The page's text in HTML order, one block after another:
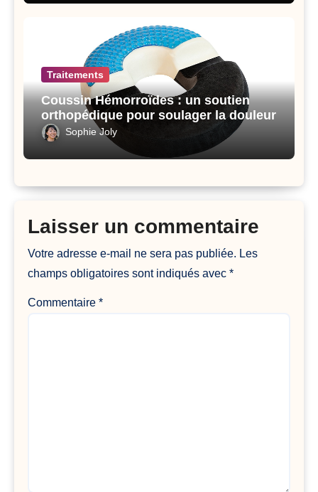
Traitements
Coussin Hémorroïdes : un soutien
orthopédique pour soulager la douleur
Sophie Joly
Laisser un commentaire
Votre adresse e-mail ne sera pas publiée. Les
champs obligatoires sont indiqués avec*
Commentaire*